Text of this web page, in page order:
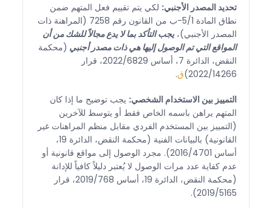
تحديد المصدر الأجنبي: لكي يتم تقييم فعل المتهم ضمن
نطاق المادة 5/1-ب من القانون رقم 7258 (المراهنة ذات
المصدر الأجنبي)،يجب التأكد بما لا يدع مجالاً للشك من أن
المواقع التي تم الوصول إليها هي ذات مصدر أجنبي (محكمة
النقض، الدائرة 7، أساس 2022/6829، قرار
2022/14266) ق.
التمييز بين الاستخدام الشخصي: يجب توضيح ما إذا كان
المتهم يراهن باسمه الخاص فقط أو يتوسط للآخرين
(التمييز بين المستخدم الفردي مقابل منظم المراهنات غير
القانونية) بالبيانات الفنية (محكمة النقض، الدائرة 19،
أساس 2016/4701). مجرد الوصول إلى مواقع قانونية أو
عدم كفاية عدد مرات الوصول لا يُعتبر دليلاً كافياً للإدانة
(محكمة النقض، الدائرة 19، أساس 2019/768، قرار
2019/5165).